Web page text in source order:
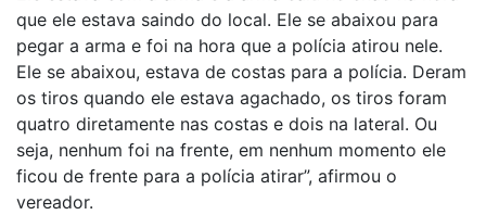
que ele estava saindo do local. Ele se abaixou para
pegar a arma e foi na hora que a polícia atirou nele.
Ele se abaixou, estava de costas para a polícia. Deram
os tiros quando ele estava agachado, os tiros foram
quatro diretamente nas costas e dois na lateral. Ou
seja, nenhum foi na frente, em nenhum momento ele
ficou de frente para a polícia atirar”, afirmou o
vereador.